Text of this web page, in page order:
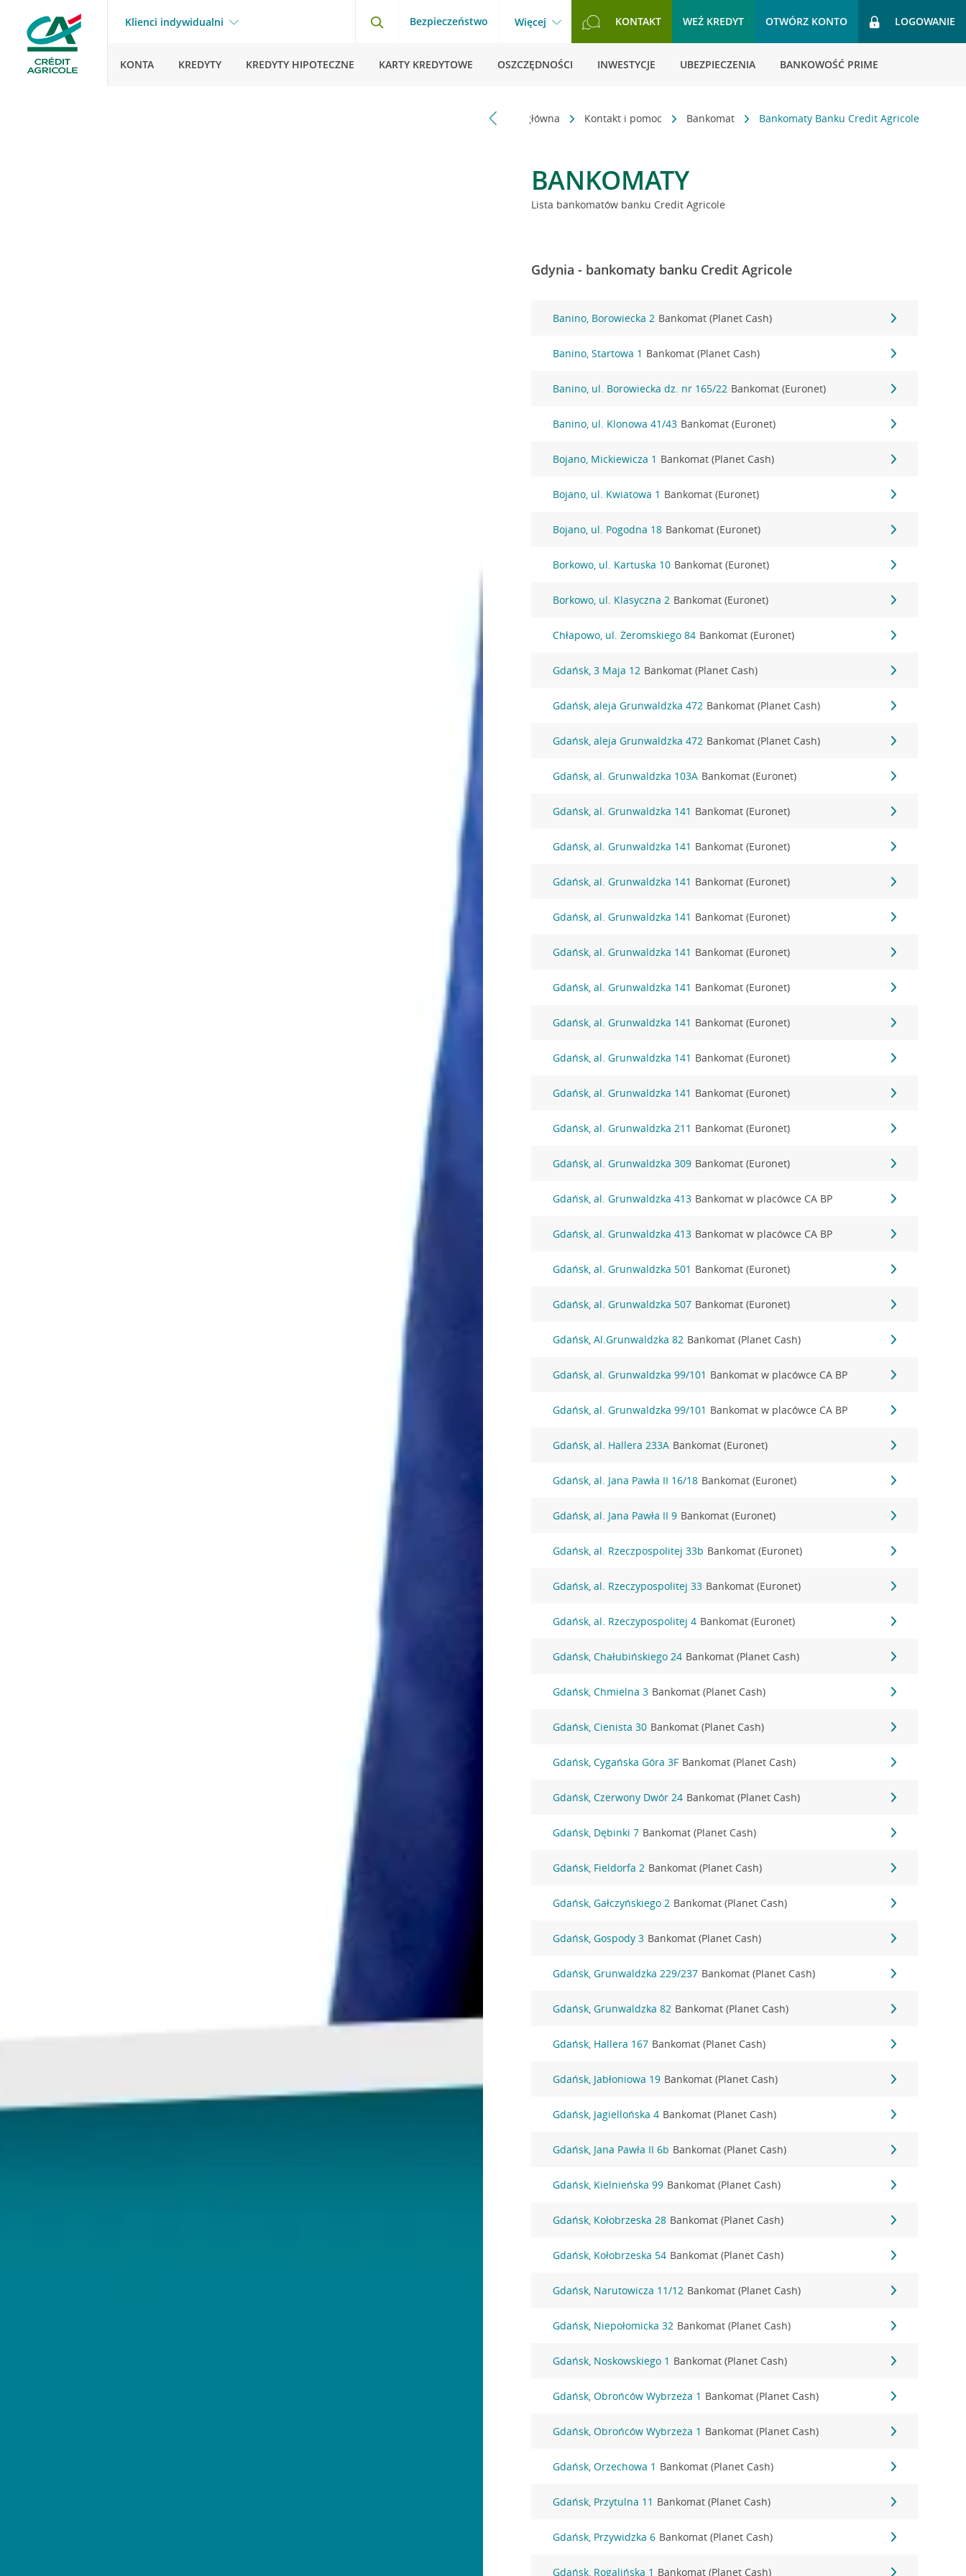
Klienci indywidualni Bezpieczeństwo Więcej KONTAKT WEŹ KREDYT OTWÓRZ KONTO LOGOWANIE
KONTA KREDYTY KREDYTY HIPOTECZNE KARTY KREDYTOWE OSZCZĘDNOŚCI INWESTYCJE UBEZPIECZENIA BANKOWOŚĆ PRIME
Strona główna Kontakt i pomoc Bankomat Bankomaty Banku Credit Agricole
BANKOMATY
Lista bankomatów banku Credit Agricole
Gdynia - bankomaty banku Credit Agricole
Banino, Borowiecka 2 Bankomat (Planet Cash)
Banino, Startowa 1 Bankomat (Planet Cash)
Banino, ul. Borowiecka dz. nr 165/22 Bankomat (Euronet)
Banino, ul. Klonowa 41/43 Bankomat (Euronet)
Bojano, Mickiewicza 1 Bankomat (Planet Cash)
Bojano, ul. Kwiatowa 1 Bankomat (Euronet)
Bojano, ul. Pogodna 18 Bankomat (Euronet)
Borkowo, ul. Kartuska 10 Bankomat (Euronet)
Borkowo, ul. Klasyczna 2 Bankomat (Euronet)
Chłapowo, ul. Żeromskiego 84 Bankomat (Euronet)
Gdańsk, 3 Maja 12 Bankomat (Planet Cash)
Gdańsk, aleja Grunwaldzka 472 Bankomat (Planet Cash)
Gdańsk, aleja Grunwaldzka 472 Bankomat (Planet Cash)
Gdańsk, al. Grunwaldzka 103A Bankomat (Euronet)
Gdańsk, al. Grunwaldzka 141 Bankomat (Euronet)
Gdańsk, al. Grunwaldzka 141 Bankomat (Euronet)
Gdańsk, al. Grunwaldzka 141 Bankomat (Euronet)
Gdańsk, al. Grunwaldzka 141 Bankomat (Euronet)
Gdańsk, al. Grunwaldzka 141 Bankomat (Euronet)
Gdańsk, al. Grunwaldzka 141 Bankomat (Euronet)
Gdańsk, al. Grunwaldzka 141 Bankomat (Euronet)
Gdańsk, al. Grunwaldzka 141 Bankomat (Euronet)
Gdańsk, al. Grunwaldzka 141 Bankomat (Euronet)
Gdańsk, al. Grunwaldzka 211 Bankomat (Euronet)
Gdańsk, al. Grunwaldzka 309 Bankomat (Euronet)
Gdańsk, al. Grunwaldzka 413 Bankomat w placówce CA BP
Gdańsk, al. Grunwaldzka 413 Bankomat w placówce CA BP
Gdańsk, al. Grunwaldzka 501 Bankomat (Euronet)
Gdańsk, al. Grunwaldzka 507 Bankomat (Euronet)
Gdańsk, Al.Grunwaldzka 82 Bankomat (Planet Cash)
Gdańsk, al. Grunwaldzka 99/101 Bankomat w placówce CA BP
Gdańsk, al. Grunwaldzka 99/101 Bankomat w placówce CA BP
Gdańsk, al. Hallera 233A Bankomat (Euronet)
Gdańsk, al. Jana Pawła II 16/18 Bankomat (Euronet)
Gdańsk, al. Jana Pawła II 9 Bankomat (Euronet)
Gdańsk, al. Rzeczpospolitej 33b Bankomat (Euronet)
Gdańsk, al. Rzeczypospolitej 33 Bankomat (Euronet)
Gdańsk, al. Rzeczypospolitej 4 Bankomat (Euronet)
Gdańsk, Chałubińskiego 24 Bankomat (Planet Cash)
Gdańsk, Chmielna 3 Bankomat (Planet Cash)
Gdańsk, Cienista 30 Bankomat (Planet Cash)
Gdańsk, Cygańska Góra 3F Bankomat (Planet Cash)
Gdańsk, Czerwony Dwór 24 Bankomat (Planet Cash)
Gdańsk, Dębinki 7 Bankomat (Planet Cash)
Gdańsk, Fieldorfa 2 Bankomat (Planet Cash)
Gdańsk, Gałczyńskiego 2 Bankomat (Planet Cash)
Gdańsk, Gospody 3 Bankomat (Planet Cash)
Gdańsk, Grunwaldzka 229/237 Bankomat (Planet Cash)
Gdańsk, Grunwaldzka 82 Bankomat (Planet Cash)
Gdańsk, Hallera 167 Bankomat (Planet Cash)
Gdańsk, Jabłoniowa 19 Bankomat (Planet Cash)
Gdańsk, Jagiellońska 4 Bankomat (Planet Cash)
Gdańsk, Jana Pawła II 6b Bankomat (Planet Cash)
Gdańsk, Kielnieńska 99 Bankomat (Planet Cash)
Gdańsk, Kołobrzeska 28 Bankomat (Planet Cash)
Gdańsk, Kołobrzeska 54 Bankomat (Planet Cash)
Gdańsk, Narutowicza 11/12 Bankomat (Planet Cash)
Gdańsk, Niepołomicka 32 Bankomat (Planet Cash)
Gdańsk, Noskowskiego 1 Bankomat (Planet Cash)
Gdańsk, Obrońców Wybrzeża 1 Bankomat (Planet Cash)
Gdańsk, Obrońców Wybrzeża 1 Bankomat (Planet Cash)
Gdańsk, Orzechowa 1 Bankomat (Planet Cash)
Gdańsk, Przytulna 11 Bankomat (Planet Cash)
Gdańsk, Przywidzka 6 Bankomat (Planet Cash)
Gdańsk, Rogalińska 1 Bankomat (Planet Cash)